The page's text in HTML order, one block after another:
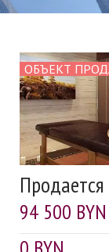
ОБЪЕКТ
94 500 BYN